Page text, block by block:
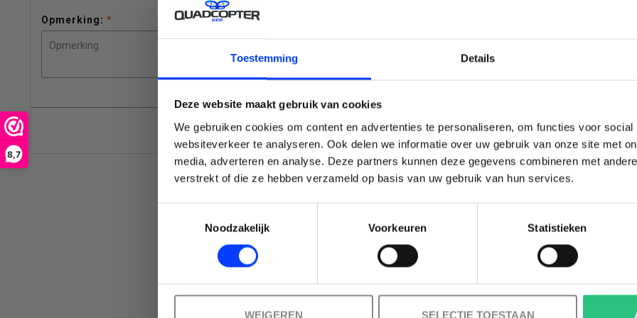
Toestemming Details
Deze website maakt gebruik van cookies
We gebruiken cookies om content en advertenties te personaliseren, om functies voor social
websiteverkeer te analyseren. Ook delen we informatie over uw gebruik van onze site met
media, adverteren en analyse. Deze partners kunnen deze gegevens combineren met
verstrekt of die ze hebben verzameld op basis van uw gebruik van hun services.
Noodzakelijk
Voorkeuren Statistieken
WEIGEREN SELECTIE TOESTAAN
8,7
Opmerking: *
CLAIM KORTING OP JE
BESTELLING!
Ontvang je welkomstkorting tot 15 euro.
Minimale besteding 100 euro .
Email